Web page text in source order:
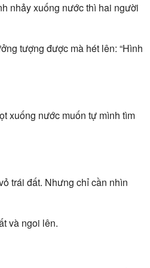
nhảy xuống nước thì hai người
tượng được mà hét lên: “Hình
xuống nước muốn tự mình tìm
trái đất. Nhưng chỉ cần nhìn
và ngoi lên.